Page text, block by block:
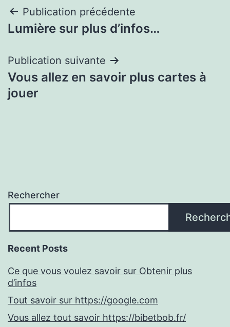
Navigation
de
l’article
Publication précédente
Lumière sur plus d’infos…
Publication suivante
Vous allez en savoir plus cartes à
jouer
Rechercher
Recent Posts
Ce que vous voulez savoir sur Obtenir plus
d’infos
Tout savoir sur https://google.com
Vous allez tout savoir https://bibetbob.fr/